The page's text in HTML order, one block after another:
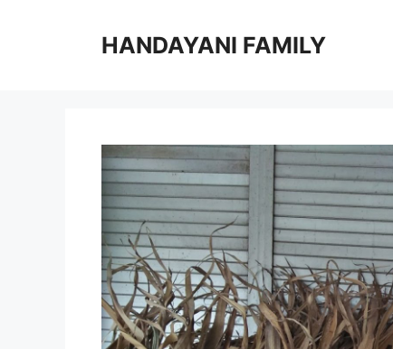
HANDAYANI FAMILY